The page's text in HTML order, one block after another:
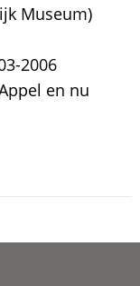
Museum)
2006
en nu